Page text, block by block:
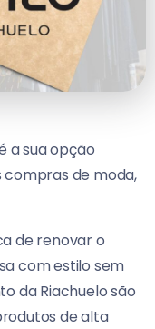
a sua opção
de moda,
de renovar o
com estilo sem
da Riachuelo são
de alta